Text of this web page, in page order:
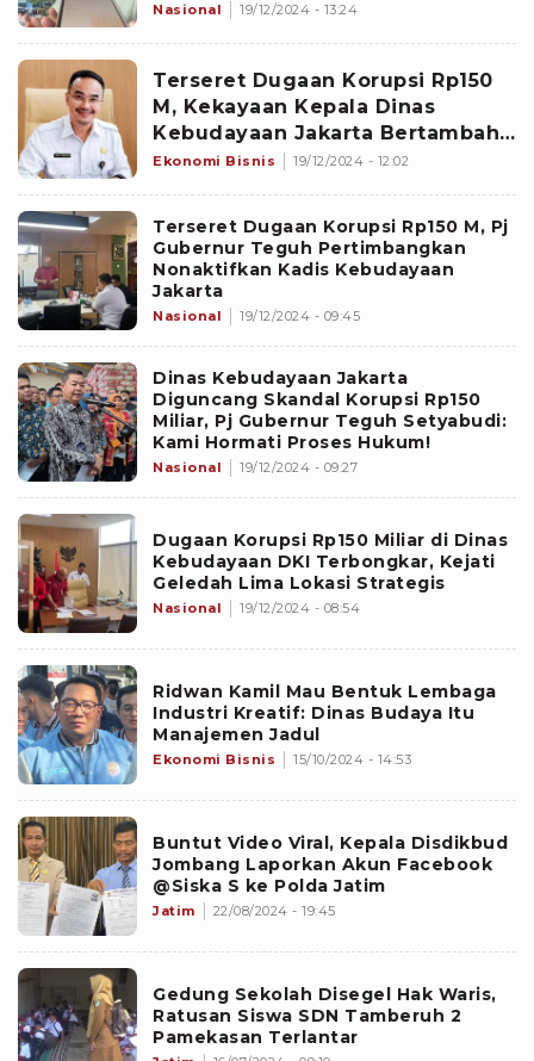
Nasional 19/12/2024 - 13:24
Terseret Dugaan Korupsi Rp150
M, Kekayaan Kepala Dinas
Kebudayaan Jakarta Bertambah
Rp3,8 Miliar dalam Setahun
Ekonomi Bisnis 19/12/2024 - 12:02
Terseret Dugaan Korupsi Rp150 M, Pj
Gubernur Teguh Pertimbangkan
Nonaktifkan Kadis Kebudayaan
Jakarta
Nasional 19/12/2024 - 09:45
Dinas Kebudayaan Jakarta
Diguncang Skandal Korupsi Rp150
Miliar, Pj Gubernur Teguh Setyabudi:
Kami Hormati Proses Hukum!
Nasional 19/12/2024 - 09:27
Dugaan Korupsi Rp150 Miliar di Dinas
Kebudayaan DKI Terbongkar, Kejati
Geledah Lima Lokasi Strategis
Nasional 19/12/2024 - 08:54
Ridwan Kamil Mau Bentuk Lembaga
Industri Kreatif: Dinas Budaya Itu
Manajemen Jadul
Ekonomi Bisnis 15/10/2024 - 14:53
Buntut Video Viral, Kepala Disdikbud
Jombang Laporkan Akun Facebook
@Siska S ke Polda Jatim
Jatim 22/08/2024 - 19:45
Gedung Sekolah Disegel Hak Waris,
Ratusan Siswa SDN Tamberuh 2
Pamekasan Terlantar